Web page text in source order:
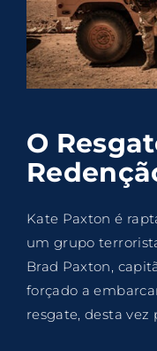
O
Kate Paxton é
um grupo
Brad Paxton,
forçado a
resgate, desta vez
Remember
By signing in,
conditions and